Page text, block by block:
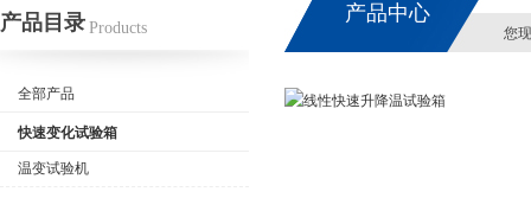
产品目录 Products
全部产品
快速变化试验箱
温变试验机
产品中心
您